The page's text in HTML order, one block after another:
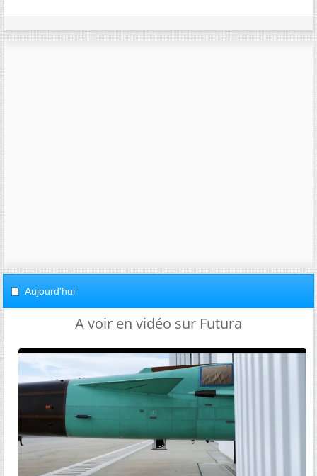
Aujourd'hui
A voir en vidéo sur Futura